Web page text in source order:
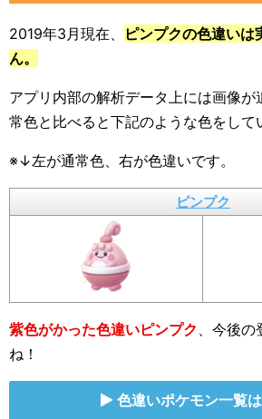
2019年3月現在、
ピンプクの色違いは
ん。
アプリ内部の解析データ上には画像が
常色と比べると下記のような色をして
※↓左が通常色、右が色違いです。
ピンプク
紫色がかった色違いピンプク 、今後
ね！
色違いポケモン一覧